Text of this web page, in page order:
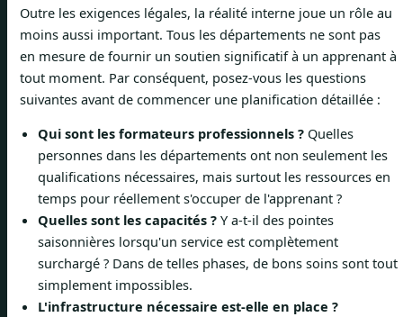
Outre les exigences légales, la réalité interne joue un rôle au
moins aussi important. Tous les départements ne sont pas
en mesure de fournir un soutien significatif à un apprenant à
tout moment. Par conséquent, posez-vous les questions
suivantes avant de commencer une planification détaillée :
Qui sont les formateurs professionnels ? Quelles
personnes dans les départements ont non seulement les
qualifications nécessaires, mais surtout les ressources en
temps pour réellement s'occuper de l'apprenant ?
Quelles sont les capacités ? Y a-t-il des pointes
saisonnières lorsqu'un service est complètement
surchargé ? Dans de telles phases, de bons soins sont tout
simplement impossibles.
L'infrastructure nécessaire est-elle en place ?